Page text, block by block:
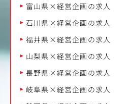
富山県×経営企画の求人
石川県×経営企画の求人
福井県×経営企画の求人
山梨県×経営企画の求人
長野県×経営企画の求人
岐阜県×経営企画の求人